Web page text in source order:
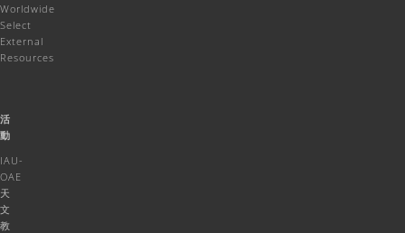
Worldwide
Select
External
Resources
活
動
IAU-
OAE
天
文
教